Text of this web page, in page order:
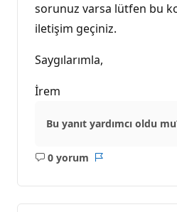
sorunuz varsa lütfen bu
iletişim geçiniz.
Saygılarımla,
İrem
Bu yanıt yardımcı oldu
0 yorum
Açıklama